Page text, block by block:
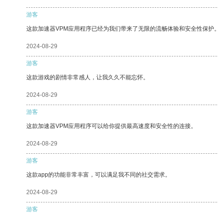
游客
这款加速器VPM应用程序已经为我们带来了无限的流畅体验和安全性保护
2024-08-29
游客
这款游戏的剧情非常感人，让我久久不能忘怀。
2024-08-29
游客
这款加速器VPM应用程序可以给你提供最高速度和安全性的连接。
2024-08-29
游客
这款app的功能非常丰富，可以满足我不同的社交需求。
2024-08-29
游客